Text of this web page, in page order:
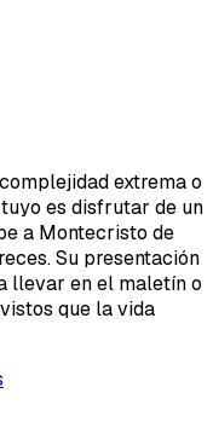
extrema o
es disfrutar de un
a Montecristo de
Su presentación
llevar en el maletín o
que la vida